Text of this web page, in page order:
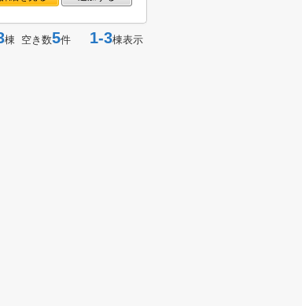
棟 空き数5件 1-3棟表示